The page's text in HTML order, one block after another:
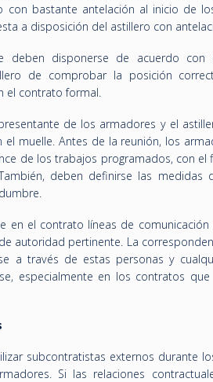
con bastante antelación al inicio de
a disposición del astillero con
deben disponerse de acuerdo
de comprobar la posición
el contrato formal.
de los armadores y el
muelle. Antes de la reunión, los
de los trabajos programados, con
deben definirse las
en el contrato líneas de
autoridad pertinente. La
a través de estas personas y
especialmente en los contratos
subcontratistas externos durante
Si las relaciones